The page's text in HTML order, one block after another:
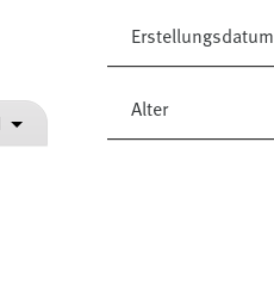
Erstellungsdatum
Alter